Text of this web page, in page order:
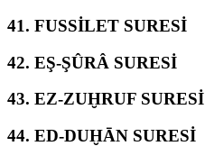
41. FUSSİLET SURESİ
42. EŞ-ŞÛRÂ SURESİ
43. EZ-ZUḪRUF SURESİ
44. ED-DUḪĀN SURESİ